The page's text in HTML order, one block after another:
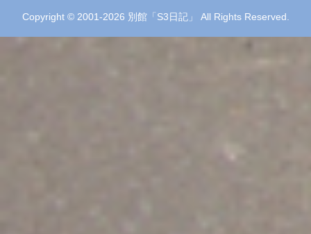
Copyright © 2001-2026 別館「S3日記」 All Rights Reserved.